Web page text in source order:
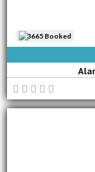
3665 Booked